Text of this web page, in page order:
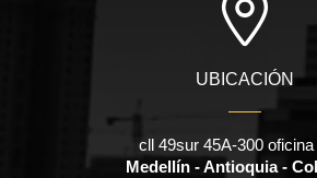
UBICACIÓN
cll 49sur 45A-300 oficina
Medellín - Antioquia -